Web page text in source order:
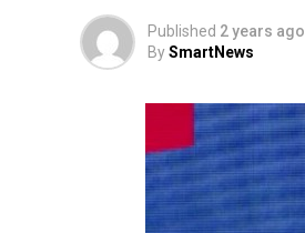
Published 2 years ago
BySmartNews